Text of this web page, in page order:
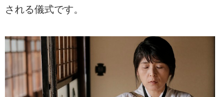
される儀式です。